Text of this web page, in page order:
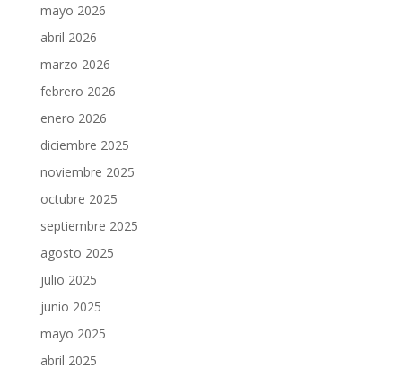
mayo 2026
abril 2026
marzo 2026
febrero 2026
enero 2026
diciembre 2025
noviembre 2025
octubre 2025
septiembre 2025
agosto 2025
julio 2025
junio 2025
mayo 2025
abril 2025